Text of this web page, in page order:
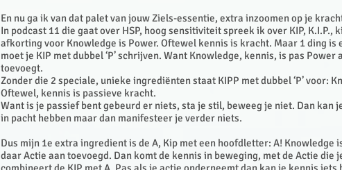
En nu ga ik van dat palet van jouw Ziels-essentie, extra inzoomen op je
In podcast 11 die gaat over HSP, hoog sensitiviteit spreek ik over KIP, K.I.P.,
afkorting voor Knowledge is Power. Oftewel kennis is kracht. Maar 1 ding is
moet je KIP met dubbel ‘P’ schrijven. Want Knowledge, kennis, is pas
toevoegt.
Zonder die 2 speciale, unieke ingrediënten staat KIPP met dubbel ‘P’ voor:
Oftewel, kennis is passieve kracht.
Want is je passief bent gebeurd er niets, sta je stil, beweeg je niet. Dan kan
in pacht hebben maar dan manifesteer je verder niets.
Dus mijn 1e extra ingredient is de A, Kip met een hoofdletter: A! Knowledge
daar Actie aan toevoegd. Dan komt de kennis in beweging, met de Actie die